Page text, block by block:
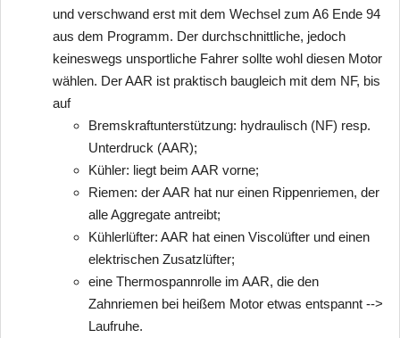
und verschwand erst mit dem Wechsel zum A6 Ende 94
aus dem Programm. Der durchschnittliche, jedoch
keineswegs unsportliche Fahrer sollte wohl diesen Motor
wählen. Der AAR ist praktisch baugleich mit dem NF, bis
auf
Bremskraftunterstützung: hydraulisch (NF) resp.
Unterdruck (AAR);
Kühler: liegt beim AAR vorne;
Riemen: der AAR hat nur einen Rippenriemen, der
alle Aggregate antreibt;
Kühlerlüfter: AAR hat einen Viscolüfter und einen
elektrischen Zusatzlüfter;
eine Thermospannrolle im AAR, die den
Zahnriemen bei heißem Motor etwas entspannt -->
Laufruhe.